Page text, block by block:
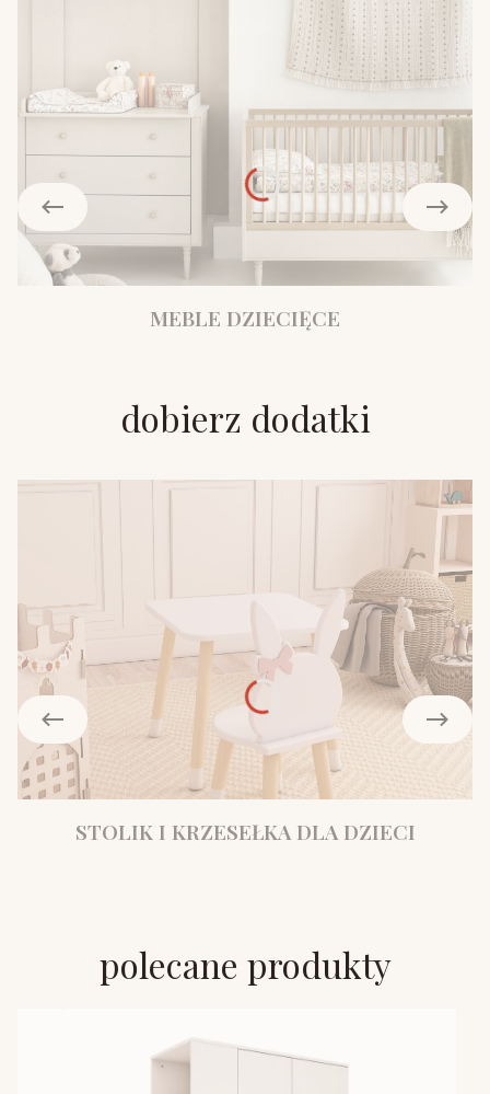
MEBLE DZIECIĘCE
dobierz dodatki
STOLIK I KRZESEŁKA DLA DZIECI
polecane produkty